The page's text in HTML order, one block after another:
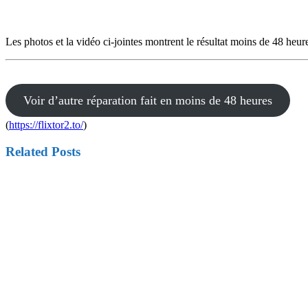
Les photos et la vidéo ci-jointes montrent le résultat moins de 48
Voir d’autre réparation fait en moins de 48 heures
(https://flixtor2.to/)
Related Posts